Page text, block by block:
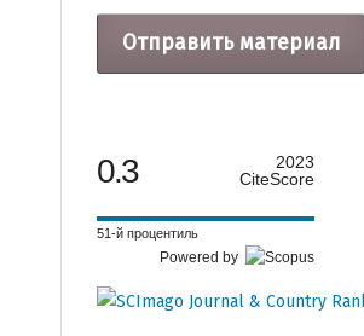
Отправить материал
0.3
2023
CiteScore
51-й процентиль
Powered by